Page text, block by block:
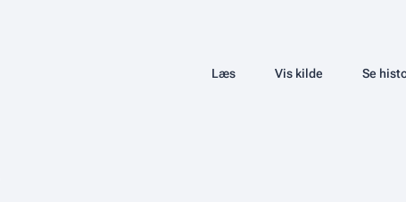
Visninger
Læs Vis kilde Se